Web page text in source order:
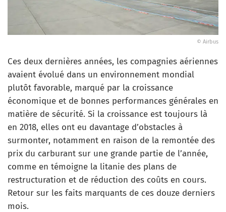
© Airbus
Ces deux dernières années, les compagnies aériennes
avaient évolué dans un environnement mondial
plutôt favorable, marqué par la croissance
économique et de bonnes performances générales en
matière de sécurité. Si la croissance est toujours là
en 2018, elles ont eu davantage d’obstacles à
surmonter, notamment en raison de la remontée des
prix du carburant sur une grande partie de l’année,
comme en témoigne la litanie des plans de
restructuration et de réduction des coûts en cours.
Retour sur les faits marquants de ces douze derniers
mois.